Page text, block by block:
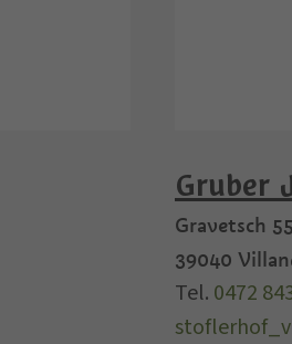
Gruber
Gravetsch 55
39040
Tel. 0472